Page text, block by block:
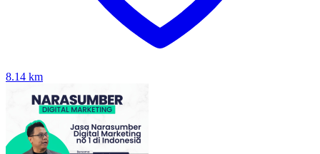
8.14 km